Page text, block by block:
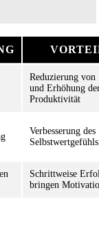
Reduzierung von
und Erhöhung
Produktivität
Verbesserung des
Selbstwertgefühls
Schrittweise
bringen